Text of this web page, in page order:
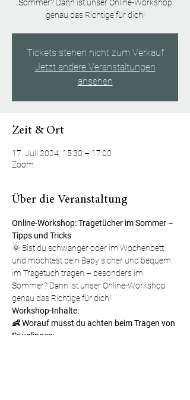
Sommer? Dann ist unser Online-Workshop
genau das Richtige für dich!
Tickets stehen nicht zum Verkauf
Jetzt andere Veranstaltungen
ansehen
Zeit & Ort
17. Juli 2024, 15:30 – 17:00
Zoom
Über die Veranstaltung
Online-Workshop: Tragetücher im Sommer –
Tipps und Tricks
🌞 Bist du schwanger oder im Wochenbett
und möchtest dein Baby sicher und bequem
im Tragetuch tragen – besonders im
Sommer? Dann ist unser Online-Workshop
genau das Richtige für dich!
Workshop-Inhalte:
👶 Worauf musst du achten beim Tragen von
Säuglingen: